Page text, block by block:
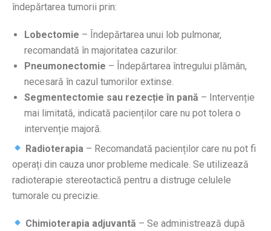
îndepărtarea tumorii prin:
Lobectomie – Îndepărtarea unui lob pulmonar,
recomandată în majoritatea cazurilor.
Pneumonectomie – Îndepărtarea întregului plămân,
necesară în cazul tumorilor extinse.
Segmentectomie sau rezecție în pană – Intervenție
mai limitată, indicată pacienților care nu pot tolera o
intervenție majoră.
Radioterapia – Recomandată pacienților care nu pot fi
operați din cauza unor probleme medicale. Se utilizează
radioterapie stereotactică pentru a distruge celulele
tumorale cu precizie.
Chimioterapia adjuvantă – Se administrează după